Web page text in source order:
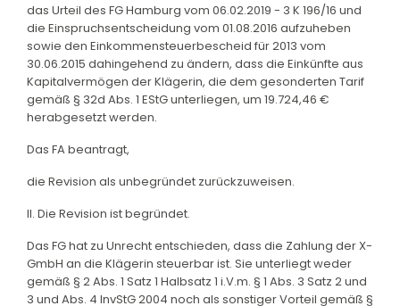
das Urteil des FG Hamburg vom 06.02.2019 - 3 K 196/16 und
die Einspruchsentscheidung vom 01.08.2016 aufzuheben
sowie den Einkommensteuerbescheid für 2013 vom
30.06.2015 dahingehend zu ändern, dass die Einkünfte aus
Kapitalvermögen der Klägerin, die dem gesonderten Tarif
gemäß § 32d Abs. 1 EStG unterliegen, um 19.724,46 €
herabgesetzt werden.
Das FA beantragt,
die Revision als unbegründet zurückzuweisen.
II. Die Revision ist begründet.
Das FG hat zu Unrecht entschieden, dass die Zahlung der X-
GmbH an die Klägerin steuerbar ist. Sie unterliegt weder
gemäß § 2 Abs. 1 Satz 1 Halbsatz 1 i.V.m. § 1 Abs. 3 Satz 2 und
3 und Abs. 4 InvStG 2004 noch als sonstiger Vorteil gemäß §